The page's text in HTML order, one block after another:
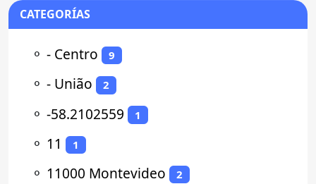
CATEGORÍAS
⚬ - Centro 9
⚬ - União 2
⚬ -58.2102559 1
⚬ 11 1
⚬ 11000 Montevideo 2